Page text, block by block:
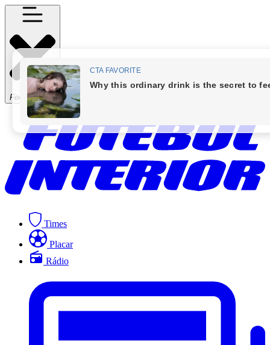
Fechar Menu
Times
Placar
Rádio